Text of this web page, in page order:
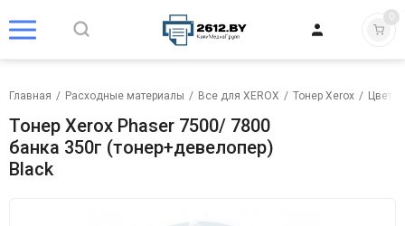
0
Главная / Расходные материалы / Все для XEROX / Тонер Xerox /
Тонер Xerox Phaser 7500/ 7800
банка 350г (тонер+девелопер)
Black